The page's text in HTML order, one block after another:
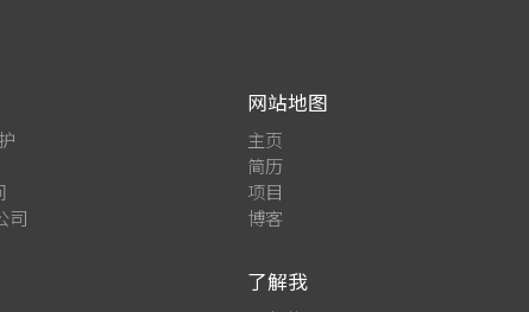
司
网站地图
主页
简历
项目
博客
了解我